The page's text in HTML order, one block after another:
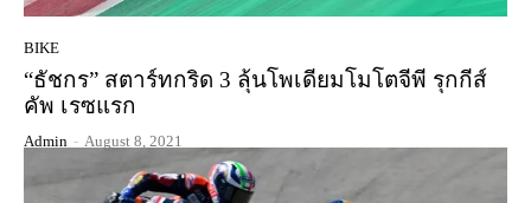
BIKE
“ธัชกร” สตาร์ทกริด 3 ลุ้นโพเดียมโมโตจีพี รุกกีส์
คัพ เรซแรก
Admin - August 8, 2021